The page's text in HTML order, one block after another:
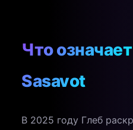
Что
Sasavot
В 2025 году Глеб